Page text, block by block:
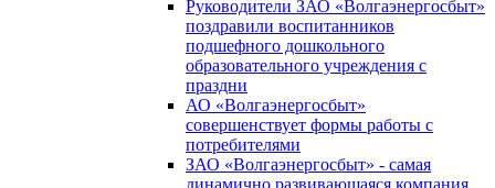
Руководители ЗАО «Волгаэнергосбыт»
поздравили воспитанников
подшефного дошкольного
образовательного учреждения с
праздни
АО «Волгаэнергосбыт»
совершенствует формы работы с
потребителями
ЗАО «Волгаэнергосбыт» - самая